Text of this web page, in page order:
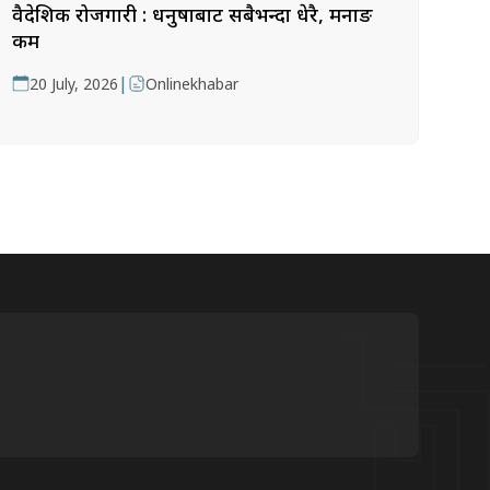
वैदेशिक रोजगारी : धनुषाबाट सबैभन्दा धेरै, मनाङ
कम
20 July, 2026 | Onlinekhabar